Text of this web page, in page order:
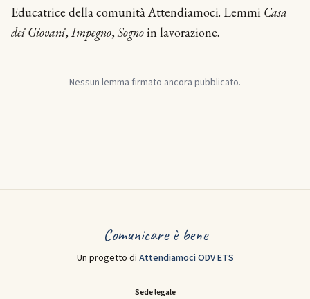
Educatrice della comunità Attendiamoci. Lemmi Casa
dei Giovani,Impegno,Sognoin lavorazione.
Nessun lemma firmato ancora pubblicato.
Comunicare è bene
Un progetto di Attendiamoci ODV ETS
Sede legale